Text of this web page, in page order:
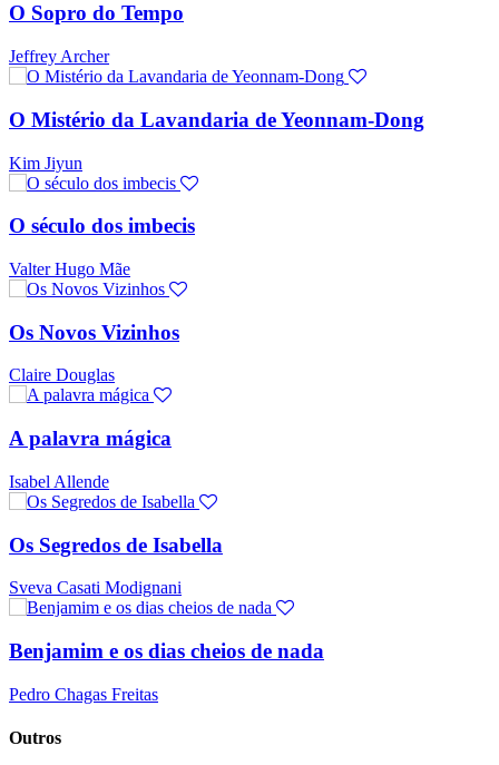
O Sopro do Tempo
Jeffrey Archer
O Mistério da Lavandaria de Yeonnam-Dong
Kim Jiyun
O século dos imbecis
Valter Hugo Mãe
Os Novos Vizinhos
Claire Douglas
A palavra mágica
Isabel Allende
Os Segredos de Isabella
Sveva Casati Modignani
Benjamim e os dias cheios de nada
Pedro Chagas Freitas
Outros